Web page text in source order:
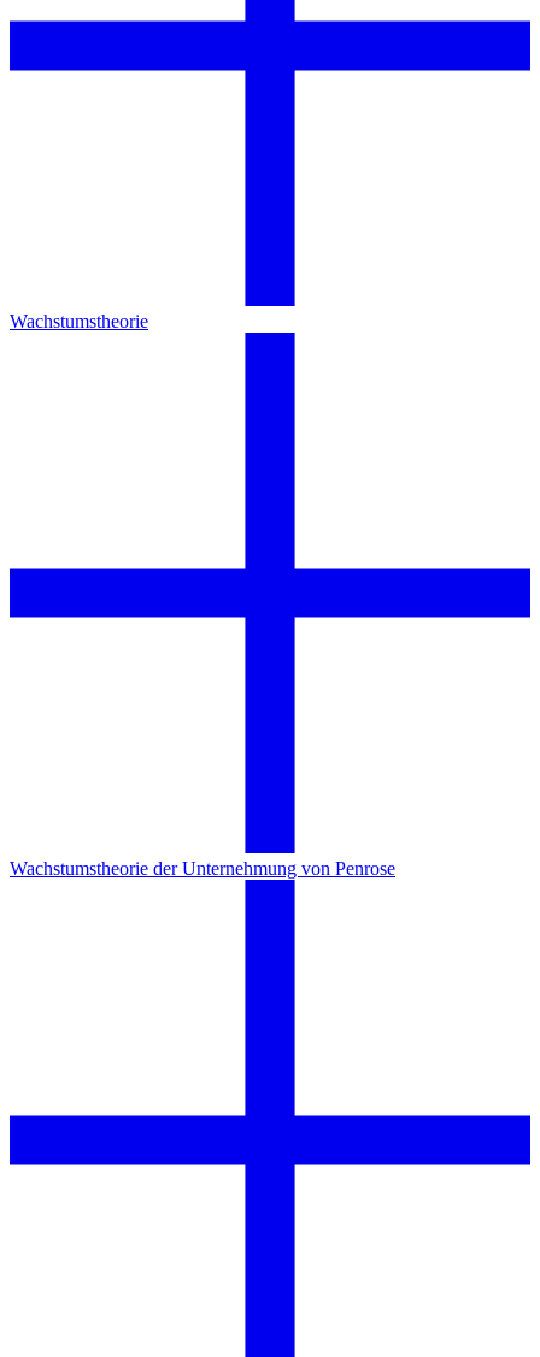
Wachstumstheorie
Wachstumstheorie der Unternehmung von Penrose